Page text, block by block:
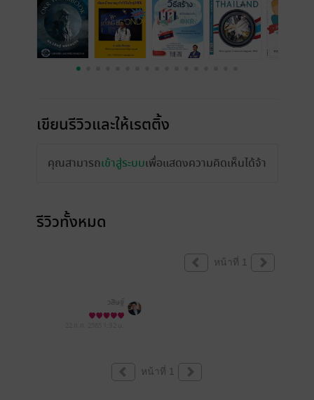
เขียนรีวิวและให้เรตติ้ง
คุณสามารถเข้าสู่ระบบเพื่อแสดงความคิดเห็นได้จ้า
รีวิวทั้งหมด
หน้าที่ 1
วสิษฐ์
หน้าที่ 1